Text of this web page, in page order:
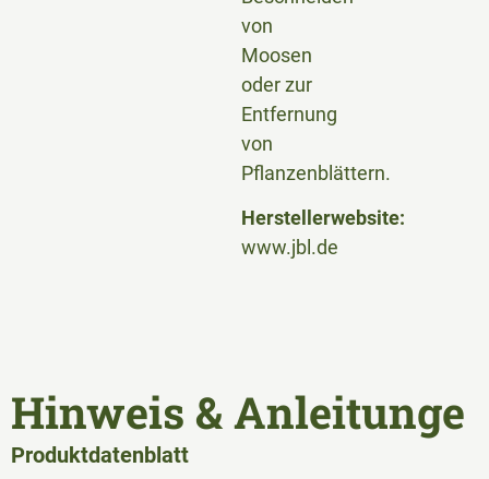
von
Moosen
oder zur
Entfernung
von
Pflanzenblättern.
Herstellerwebsite:
www.jbl.de
Hinweis & Anleitunge
Produktdatenblatt